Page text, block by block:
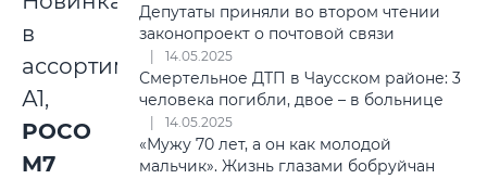
в
ассортименте
А1,
POCO
M7
Депутаты приняли во втором чтении
законопроект о почтовой связи
14.05.2025
Смертельное ДТП в Чаусском районе: 3
человека погибли, двое – в больнице
14.05.2025
«Мужу 70 лет, а он как молодой
мальчик». Жизнь глазами бобруйчан